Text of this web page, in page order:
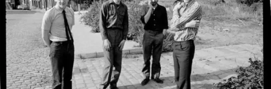
Essa foto é bem legal! OFlashbakcrê que a menina
estava ouvindo Steve Miller Band ou Deep Purple (não
consigo reconhecer o selo do disco).